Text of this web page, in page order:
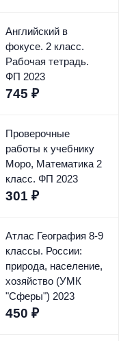
Английский в
фокусе. 2 класс.
Рабочая тетрадь.
ФП 2023
745 ₽
Проверочные
работы к учебнику
Моро, Математика 2
класс. ФП 2023
301 ₽
Атлас География 8-9
классы. России:
природа, население,
хозяйство (УМК
"Сферы") 2023
450 ₽